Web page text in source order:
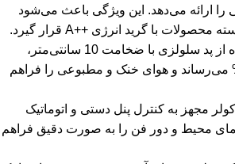
را ارائه می‌دهد. این ویژگی باعث می‌شود
: استفاده از پد سلولزی با ضخامت 10 سانتی‌متر،
تبخیر را به 85% می‌رساند و هوای خنک و مطبوعی را فراهم
مجهز به کنترل پنل دستی و اتوماتیک
محیط و دور فن را به صورت دقیق فراهم